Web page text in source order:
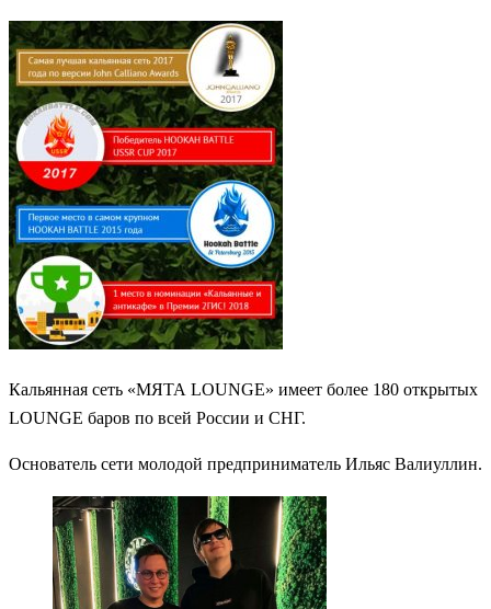
Кальянная сеть «МЯТА LOUNGE» имеет более 180 открытых
LOUNGE баров по всей России и СНГ.
Основатель сети молодой предприниматель Ильяс Валиуллин.